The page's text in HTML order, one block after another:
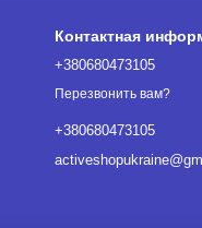
Контактная
+380680473105
Перезвонить вам?
+380680473105